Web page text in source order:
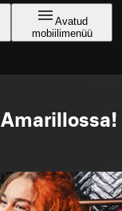
Avatud
mobiilimenüü